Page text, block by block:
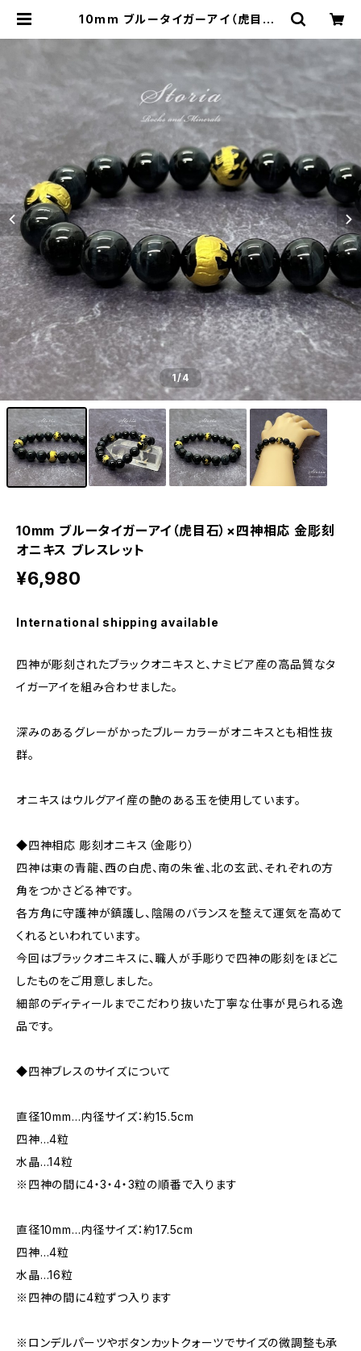
10mm ブルータイガーアイ（虎目石）
1/4
10mm ブルータイガーアイ（虎目石）×四神相応 金彫刻
オニキス ブレスレット
¥6,980
International shipping available
四神が彫刻されたブラックオニキスと、ナミビア産の高品質なタ
イガーアイを組み合わせました。
深みのあるグレーがかったブルーカラーがオニキスとも相性抜
群。
オニキスはウルグアイ産の艶のある玉を使用しています。
◆四神相応 彫刻オニキス（金彫り）
四神は東の青龍、西の白虎、南の朱雀、北の玄武、それぞれの方
角をつかさどる神です。
各方角に守護神が鎮護し、陰陽のバランスを整えて運気を高めて
くれるといわれています。
今回はブラックオニキスに、職人が手彫りで四神の彫刻をほどこ
したものをご用意しました。
細部のディティールまでこだわり抜いた丁寧な仕事が見られる逸
品です。
◆四神ブレスのサイズについて
直径10mm…内径サイズ：約15.5cm
四神…4粒
水晶…14粒
※四神の間に4・3・4・3粒の順番で入ります
直径10mm…内径サイズ：約17.5cm
四神…4粒
水晶…16粒
※四神の間に4粒ずつ入ります
※ロンデルパーツやボタンカットクォーツでサイズの微調整も承